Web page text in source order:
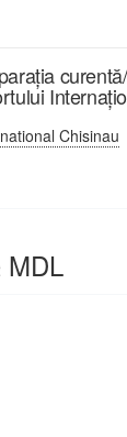
Chisinau
MDL